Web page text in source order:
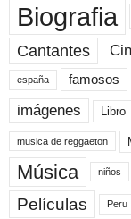
Biografia
Cantantes
españa famosos
imágenes Libro
musica de reggaeton
Música niños
Películas Peru